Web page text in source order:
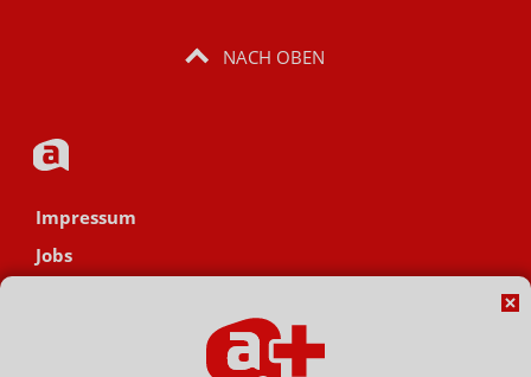
NACH OBEN
Impressum
Jobs